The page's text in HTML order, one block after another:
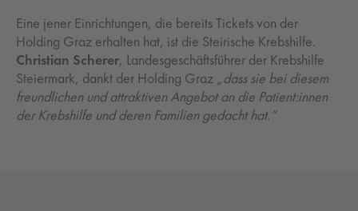
Eine jener Einrichtungen, die bereits Tickets von der
Holding Graz erhalten hat, ist die Steirische Krebshilfe.
Christian Scherer, Landesgeschäftsführer der Krebshilfe
Steiermark, dankt der Holding Graz „dass sie bei diesem
freundlichen und attraktiven Angebot an die Patient:innen
der Krebshilfe und deren Familien gedacht hat.“